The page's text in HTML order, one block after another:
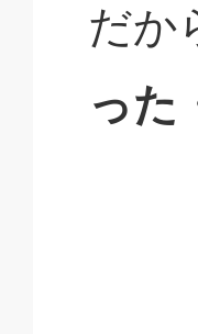
だか
った